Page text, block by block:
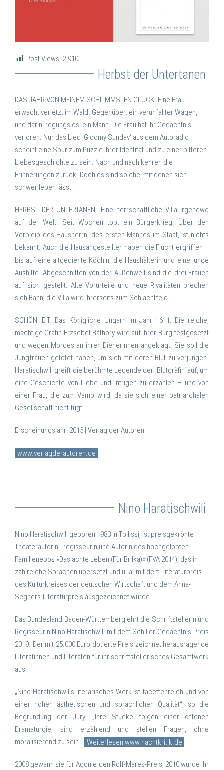
Post Views: 2.910
Herbst der Untertanen
DAS JAHR VON MEINEM SCHLIMMSTEN GLÜCK. Eine Frau
erwacht verletzt im Wald. Gegenüber: ein verunfallter Wagen,
und darin, regungslos: ein Mann. Die Frau hat ihr Gedächtnis
verloren. Nur das Lied ‚Gloomy Sunday‘ aus dem Autoradio
scheint eine Spur zum Puzzle ihrer Identität und zu einer bitteren
Liebesgeschichte zu sein. Nach und nach kehren die
Erinnerungen zurück. Doch es sind solche, mit denen sich
schwer leben lässt.
HERBST DER UNTERTANEN. Eine herrschaftliche Villa irgendwo
auf der Welt. Seit Wochen tobt ein Bürgerkrieg. Über den
Verbleib des Hausherrn, des ersten Mannes im Staat, ist nichts
bekannt. Auch die Hausangestellten haben die Flucht ergriffen –
bis auf eine altgediente Köchin, die Haushälterin und eine junge
Aushilfe. Abgeschnitten von der Außenwelt sind die drei Frauen
auf sich gestellt. Alte Vorurteile und neue Rivalitäten brechen
sich Bahn; die Villa wird ihrerseits zum Schlachtfeld.
SCHÖNHEIT. Das Königliche Ungarn im Jahr 1611: Die reiche,
mächtige Gräfin Erzsébet Báthory wird auf ihrer Burg festgesetzt
und wegen Mordes an ihren Dienerinnen angeklagt. Sie soll die
Jungfrauen getötet haben, um sich mit deren Blut zu verjüngen.
Haratischwili greift die berühmte Legende der ‚Blutgräfin‘ auf, um
eine Geschichte von Liebe und Intrigen zu erzählen – und von
einer Frau, die zum Vamp wird, da sie sich einer patriarchalen
Gesellschaft nicht fügt.
Erscheinungsjahr: 2015 | Verlag der Autoren
www.verlagderautoren.de
Nino Haratischwili
Nino Haratischwili geboren 1983 in Tbilissi, ist preisgekrönte
Theaterautorin, -regisseurin und Autorin des hochgelobten
Familienepos »Das achte Leben (Für Brilka)« (FVA 2014), das in
zahlreiche Sprachen übersetzt und u. a. mit dem Literaturpreis
des Kulturkreises der deutschen Wirtschaft und dem Anna-
Seghers-Literaturpreis ausgezeichnet wurde.
Das Bundesland Baden-Württemberg ehrt die Schriftstellerin und
Regisseurin Nino Haratischwili mit dem Schiller-Gedächtnis-Preis
2019. Der mit 25.000 Euro dotierte Preis zeichnet herausragende
Literatinnen und Literaten für ihr schriftstellerisches Gesamtwerk
aus.
„Nino Haratischwilis literarisches Werk ist facettenreich und von
einer hohen ästhetischen und sprachlichen Qualität“, so die
Begründung der Jury. „Ihre Stücke folgen einer offenen
Dramaturgie, sind erzählend und stellen Fragen, ohne
moralisierend zu sein.“ Weiterlesen www.nachtkritik.de
2008 gewann sie für Agonie den Rolf-Mares-Preis, 2010 wurde ihr